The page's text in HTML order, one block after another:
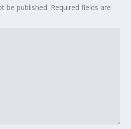
be published. Required fields are